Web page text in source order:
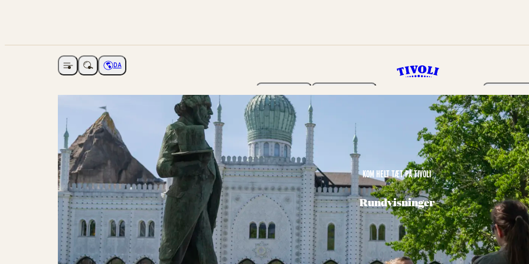
Åbne navigationVælg sprog
DA
Haven Program Billetter
Rundvisninger
KOM HELT TÆT PÅ TIVOLI